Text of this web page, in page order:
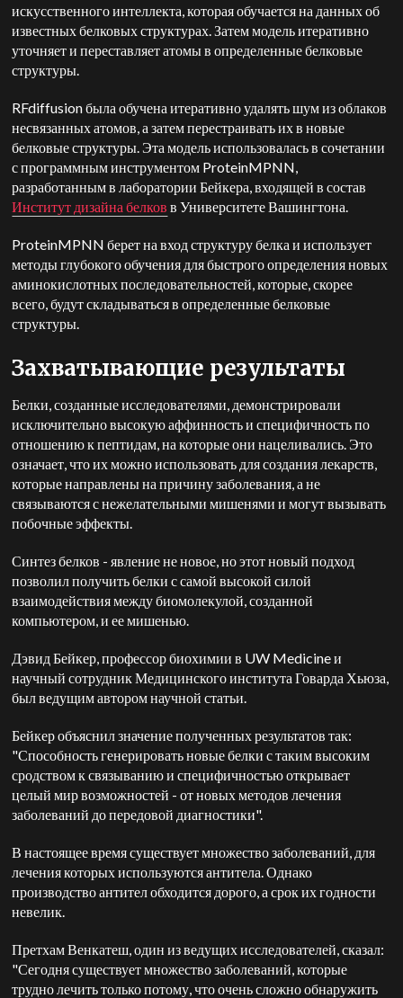
искусственного интеллекта, которая обучается на данных об
известных белковых структурах. Затем модель итеративно
уточняет и переставляет атомы в определенные белковые
структуры.
RFdiffusion была обучена итеративно удалять шум из облаков
несвязанных атомов, а затем перестраивать их в новые
белковые структуры. Эта модель использовалась в сочетании
с программным инструментом ProteinMPNN,
разработанным в лаборатории Бейкера, входящей в состав
Институт дизайна белков в Университете Вашингтона.
ProteinMPNN берет на вход структуру белка и использует
методы глубокого обучения для быстрого определения новых
аминокислотных последовательностей, которые, скорее
всего, будут складываться в определенные белковые
структуры.
Захватывающие результаты
Белки, созданные исследователями, демонстрировали
исключительно высокую аффинность и специфичность по
отношению к пептидам, на которые они нацеливались. Это
означает, что их можно использовать для создания лекарств,
которые направлены на причину заболевания, а не
связываются с нежелательными мишенями и могут вызывать
побочные эффекты.
Синтез белков - явление не новое, но этот новый подход
позволил получить белки с самой высокой силой
взаимодействия между биомолекулой, созданной
компьютером, и ее мишенью.
Дэвид Бейкер, профессор биохимии в UW Medicine и
научный сотрудник Медицинского института Говарда Хьюза,
был ведущим автором научной статьи.
Бейкер объяснил значение полученных результатов так:
"Способность генерировать новые белки с таким высоким
сродством к связыванию и специфичностью открывает
целый мир возможностей - от новых методов лечения
заболеваний до передовой диагностики".
В настоящее время существует множество заболеваний, для
лечения которых используются антитела. Однако
производство антител обходится дорого, а срок их годности
невелик.
Претхам Венкатеш, один из ведущих исследователей, сказал:
"Сегодня существует множество заболеваний, которые
трудно лечить только потому, что очень сложно обнаружить